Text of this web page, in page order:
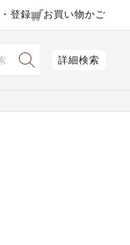
登録 お買い物かご
詳細検索